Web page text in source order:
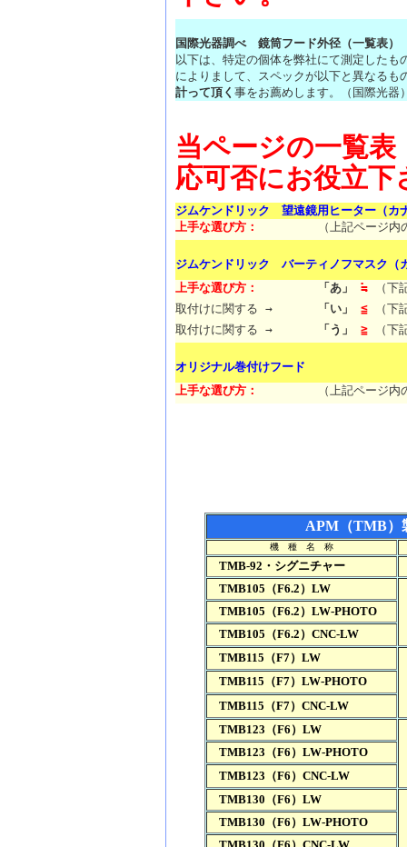
国際光器調べ 鏡筒フード外径（一覧表）
以下は、特定の個体を弊社にて測定した
によりまして、スペックが以下と異なる
計って頂く 事をお薦めします。（国際光器
当ページの一覧
応可否にお役立下
ジムケンドリック 望遠鏡用ヒーター（カ
上手な選び方：
（上記ページ
ジムケンドリック バーティノフマスク（
上手な選び方：
「あ」 ≒ （下
取付けに関する →
「い」 ≦ （下
取付けに関する →
「う」 ≧ （下
オリジナル巻付けフード
上手な選び方：
（上記ページ内